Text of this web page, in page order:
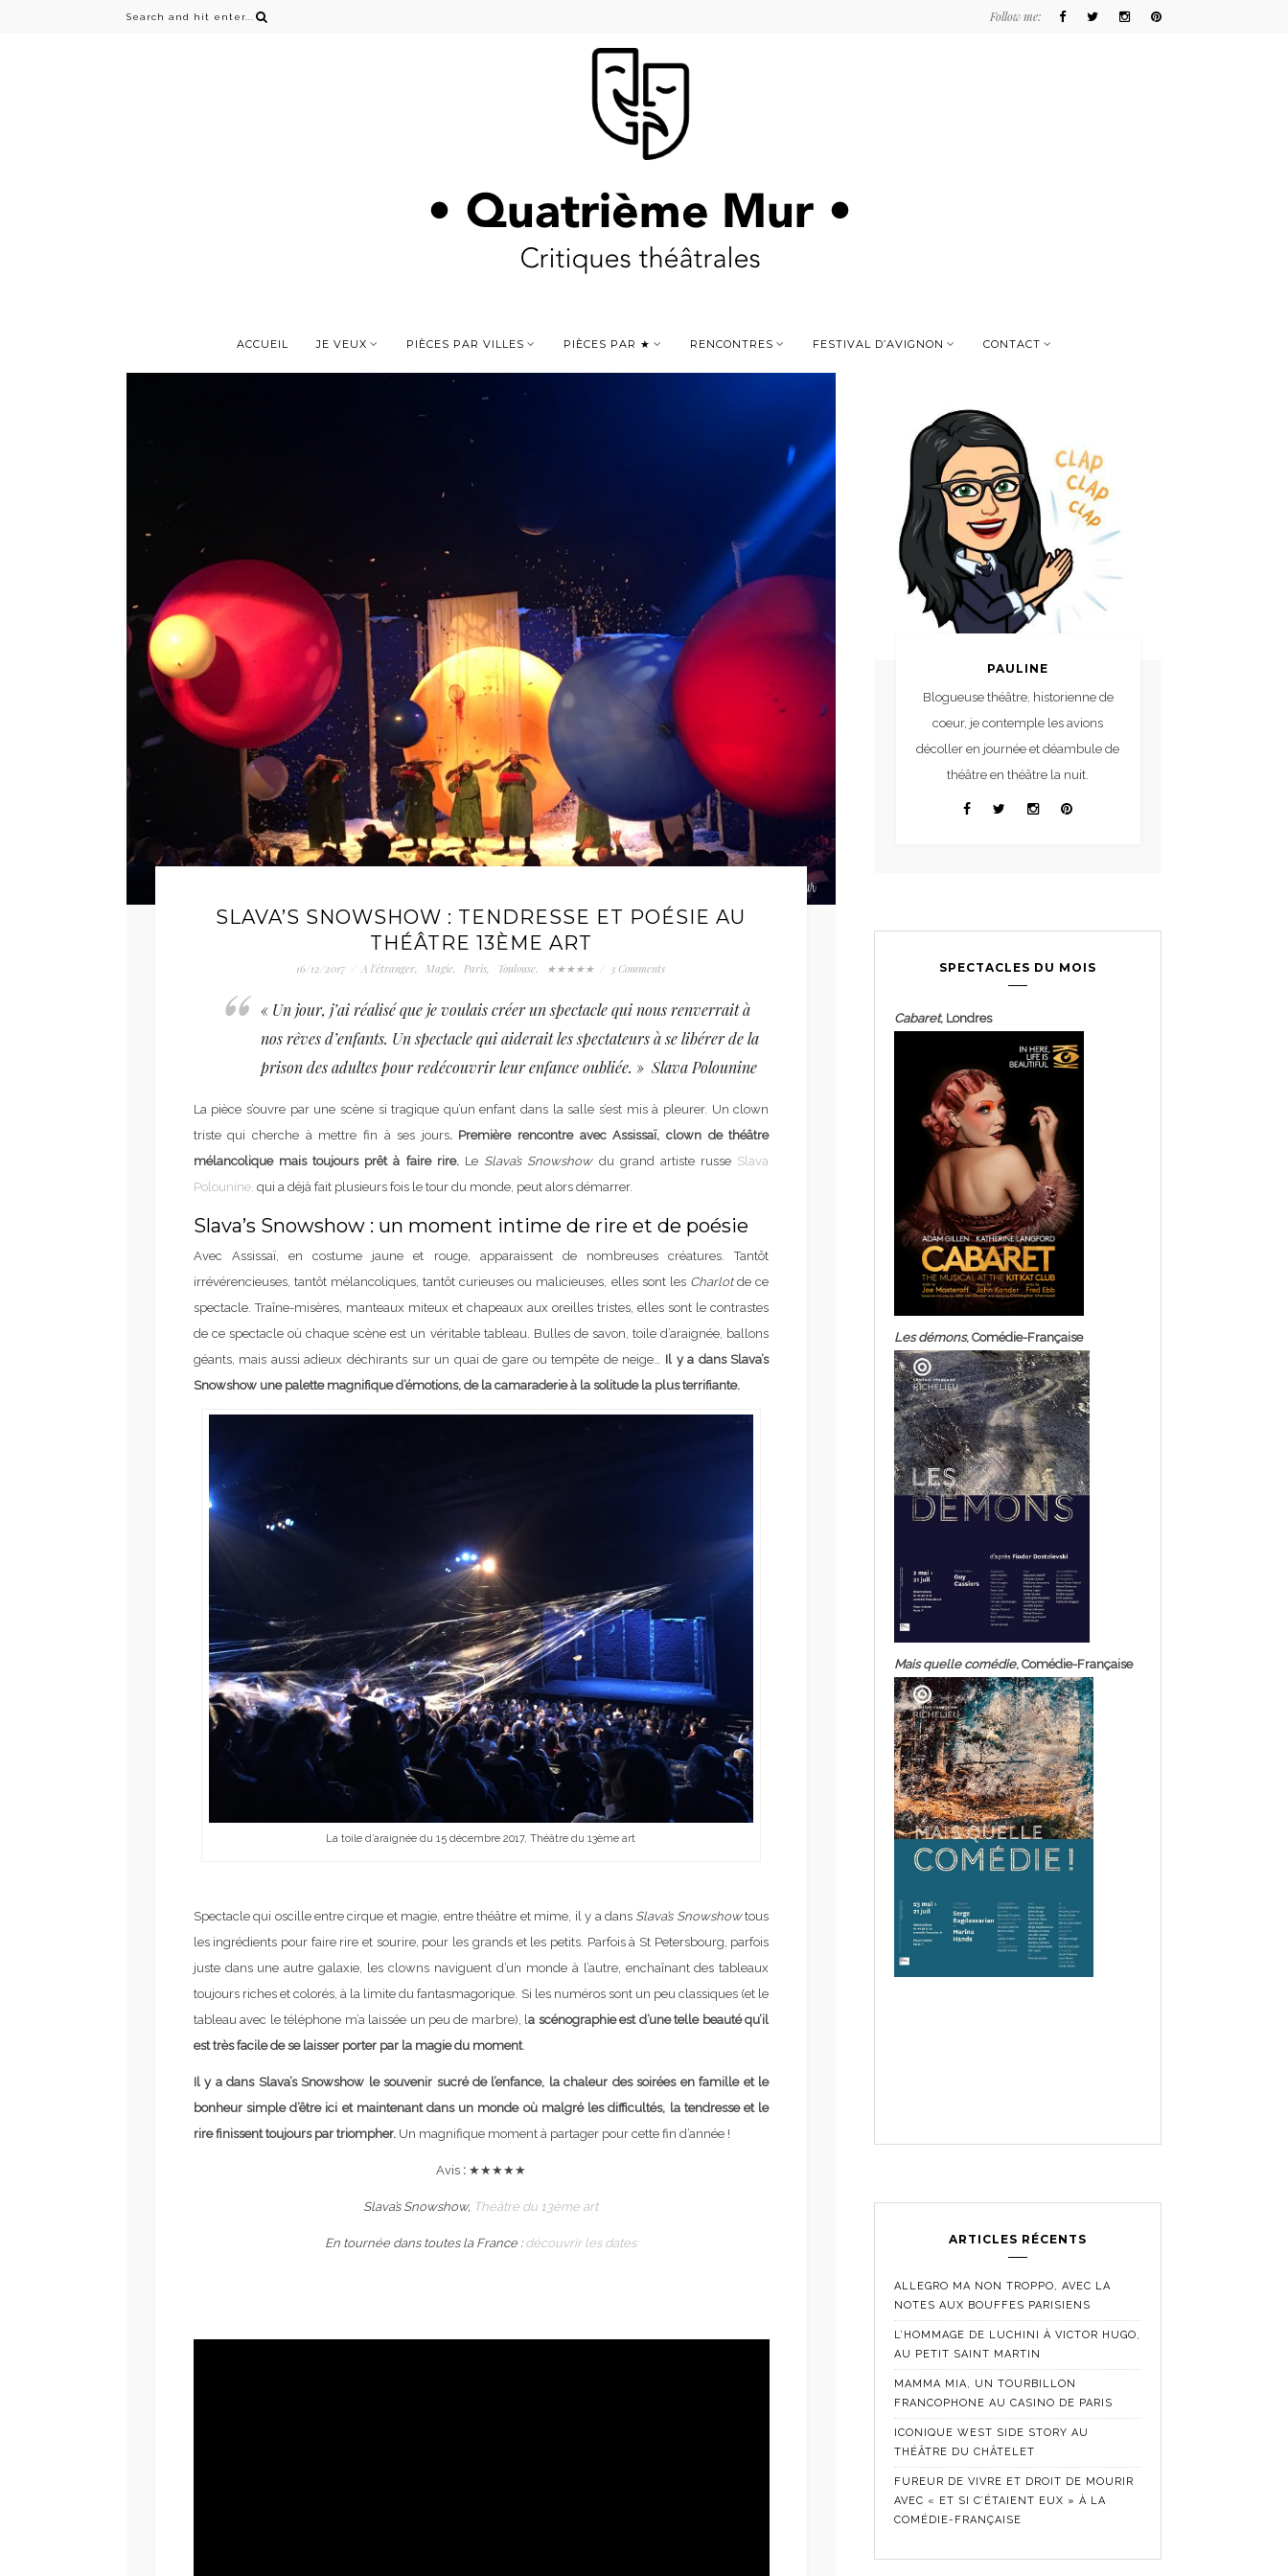
Follow me:
ACCUEIL JE VEUX PIÈCES PAR VILLES PIÈCES PAR ★ RENCONTRES FESTIVAL D’AVIGNON CONTACT
SLAVA’S SNOWSHOW : TENDRESSE ET POÉSIE AU
THÉÂTRE 13ÈME ART
16/12/2017 / A l'étranger, Magie, Paris, Toulouse, ★★★★★ / 3 Comments
« Un jour, j’ai réalisé que je voulais créer un spectacle qui nous renverrait à
nos rêves d’enfants. Un spectacle qui aiderait les spectateurs à se libérer de la
prison des adultes pour redécouvrir leur enfance oubliée. » Slava Polounine
La pièce s’ouvre par une scène si tragique qu’un enfant dans la salle s’est mis à pleurer. Un clown
triste qui cherche à mettre fin à ses jours. Première rencontre avec Assissaï, clown de théâtre
mélancolique mais toujours prêt à faire rire.Le Slava’s Snowshowdu grand artiste russe Slava
Polounine, qui a déjà fait plusieurs fois le tour du monde, peut alors démarrer.
Slava’s Snowshow : un moment intime de rire et de poésie
Avec Assissaï, en costume jaune et rouge, apparaissent de nombreuses créatures. Tantôt
irrévérencieuses, tantôt mélancoliques, tantôt curieuses ou malicieuses, elles sont les Charlotde ce
spectacle. Traîne-misères, manteaux miteux et chapeaux aux oreilles tristes, elles sont le contrastes
de ce spectacle où chaque scène est un véritable tableau. Bulles de savon, toile d’araignée, ballons
géants, mais aussi adieux déchirants sur un quai de gare ou tempête de neige… Il y a dans Slava’s
Snowshow une palette magnifique d’émotions, de la camaraderie à la solitude la plus terrifiante.
La toile d’araignée du 15 décembre 2017, Théâtre du 13ème art
Spectacle qui oscille entre cirque et magie, entre théâtre et mime, il y a dans Slava’s Snowshowtous
les ingrédients pour faire rire et sourire, pour les grands et les petits. Parfois à St Petersbourg, parfois
juste dans une autre galaxie, les clowns naviguent d’un monde à l’autre, enchaînant des tableaux
toujours riches et colorés, à la limite du fantasmagorique. Si les numéros sont un peu classiques (et le
tableau avec le téléphone m’a laissée un peu de marbre), la scénographie est d’une telle beauté qu’il
est très facile de se laisser porter par la magie du moment.
Il y a dans Slava’s Snowshow le souvenir sucré de l’enfance, la chaleur des soirées en famille et le
bonheur simple d’être ici et maintenant dans un monde où malgré les difficultés, la tendresse et le
rire finissent toujours par triompher. Un magnifique moment à partager pour cette fin d’année !
Avis :★★★★★
Slava’s Snowshow, Théâtre du 13ème art
En tournée dans toutes la France :découvrir les dates
PAULINE
Blogueuse théâtre, historienne de
coeur, je contemple les avions
décoller en journée et déambule de
théâtre en théâtre la nuit.
SPECTACLES DU MOIS
Cabaret, Londres
Les démons, Comédie-Française
Mais quelle comédie, Comédie-Française
ARTICLES RÉCENTS
ALLEGRO MA NON TROPPO, AVEC LA
NOTES AUX BOUFFES PARISIENS
L’HOMMAGE DE LUCHINI À VICTOR HUGO,
AU PETIT SAINT MARTIN
MAMMA MIA, UN TOURBILLON
FRANCOPHONE AU CASINO DE PARIS
ICONIQUE WEST SIDE STORY AU
THÉÂTRE DU CHÂTELET
FUREUR DE VIVRE ET DROIT DE MOURIR
AVEC « ET SI C’ÉTAIENT EUX » À LA
COMÉDIE-FRANÇAISE